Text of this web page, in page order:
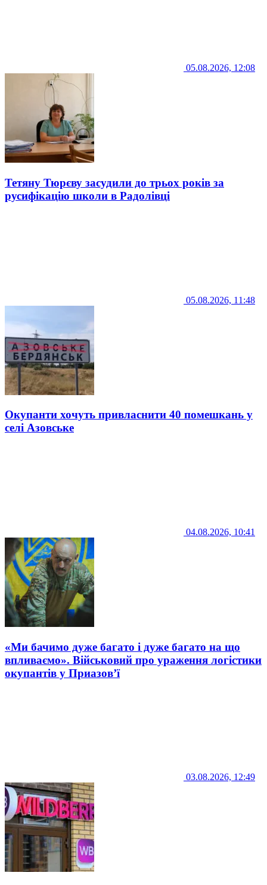
05.08.2026, 12:08
Тетяну Тюрєву засудили до трьох років за
русифікацію школи в Радолівці
05.08.2026, 11:48
Окупанти хочуть привласнити 40 помешкань у
селі Азовське
04.08.2026, 10:41
«Ми бачимо дуже багато і дуже багато на що
впливаємо». Військовий про ураження логістики
окупантів у Приазов’ї
03.08.2026, 12:49